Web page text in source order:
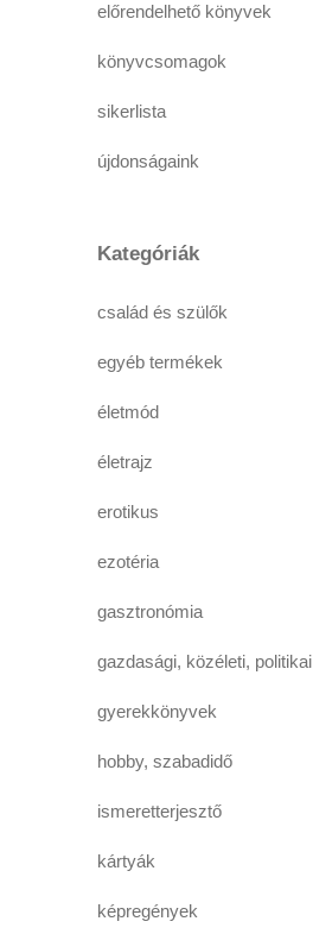
előrendelhető könyvek
könyvcsomagok
sikerlista
újdonságaink
Kategóriák
család és szülők
egyéb termékek
életmód
életrajz
erotikus
ezotéria
gasztronómia
gazdasági, közéleti, politikai
gyerekkönyvek
hobby, szabadidő
ismeretterjesztő
kártyák
képregények